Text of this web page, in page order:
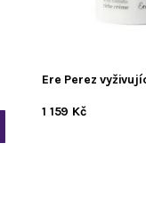
Ere Perez
1 159 Kč